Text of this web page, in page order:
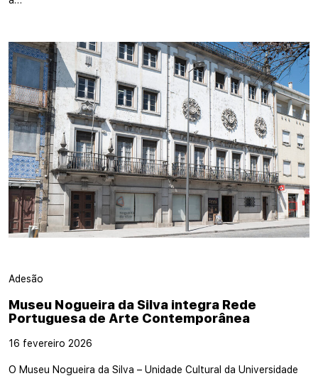
Adesão
Museu Nogueira da Silva integra Rede
Portuguesa de Arte Contemporânea
16 fevereiro 2026
O Museu Nogueira da Silva – Unidade Cultural da Universidade